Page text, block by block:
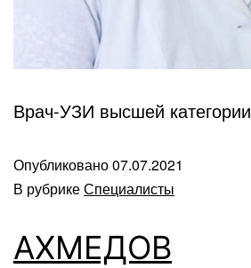
Врач-УЗИ высшей категории
Опубликовано07.07.2021
В рубрикеСпециалисты
АХМЕДОВ